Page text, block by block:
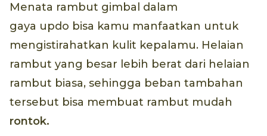
Menata rambut gimbal dalam
gaya updo bisa kamu manfaatkan untuk
mengistirahatkan kulit kepalamu. Helaian
rambut yang besar lebih berat dari helaian
rambut biasa, sehingga beban tambahan
tersebut bisa membuat rambut mudah
rontok.